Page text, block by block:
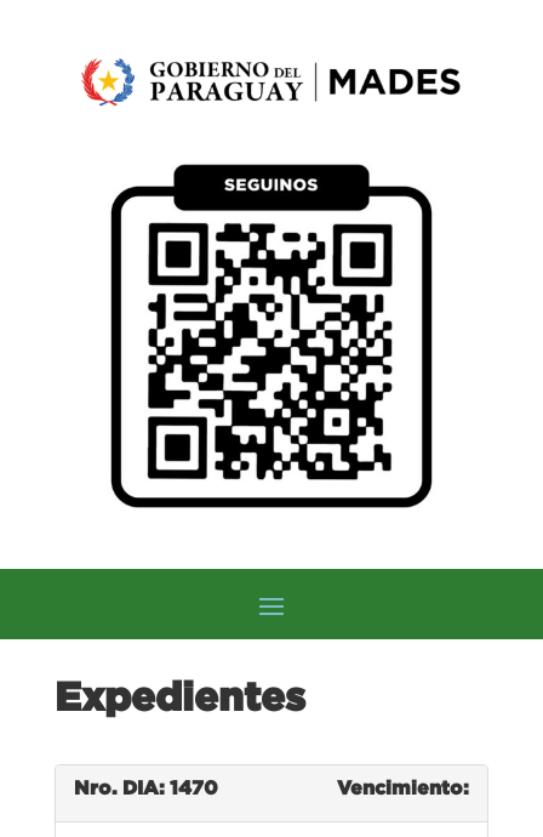
Expedientes
Nro. DIA: 1470 Vencimiento: